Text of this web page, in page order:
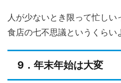
人が少ないとき限って忙し
食店の七不思議というくらい
9．年末年始は大変